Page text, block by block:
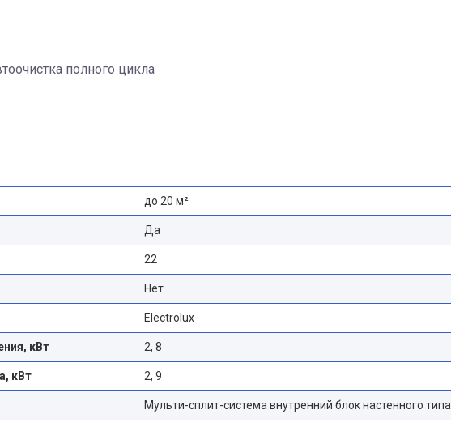
полного цикла
до 20 м²
Да
22
Нет
Electrolux
кВт 2, 8
кВт 2, 9
Мульти-сплит-система внутренний блок настенного типа